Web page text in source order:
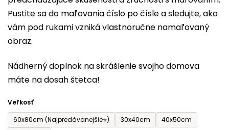
Pustite sa do maľovania číslo po čísle a sledujte, ako
vám pod rukami vzniká vlastnoručne namaľovaný
obraz.
Nádherný doplnok na skrášlenie svojho domova
máte na dosah štetca!
Veľkosť
60x80cm (Najpredávanejšie⭐)
30x40cm
40x50cm
5
hviezdičiek.